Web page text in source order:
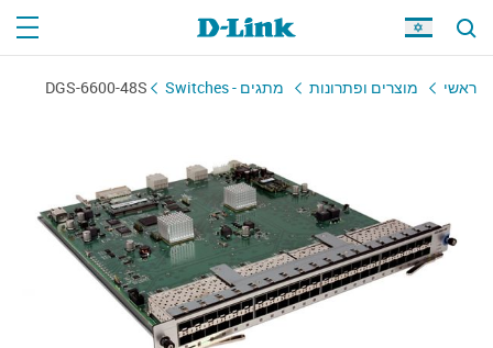
ראשי מוצרים ופתרונות מתגים - Switches DGS-6600-48S